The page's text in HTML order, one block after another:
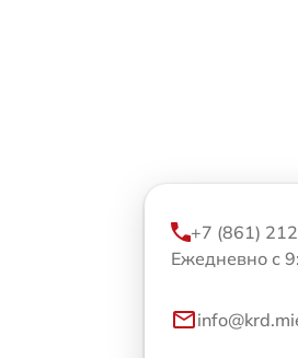
+7 (861)
Ежедневно с